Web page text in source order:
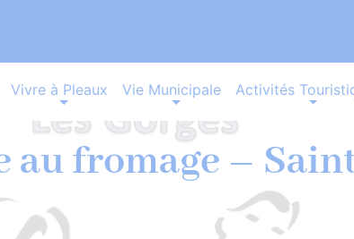
Vivre à Pleaux Vie Municipale Activités
au fromage –